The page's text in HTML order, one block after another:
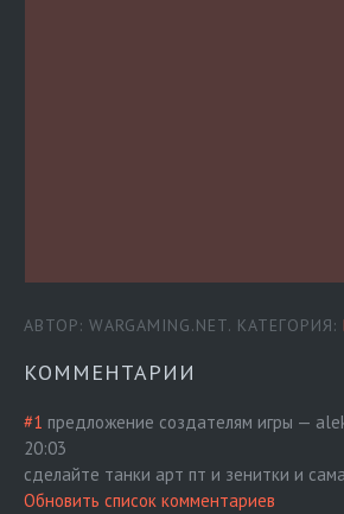
АВТОР: WARGAMING.NET. КАТЕГОРИЯ:
КОММЕНТАРИИ
#1 предложение создателям игры —
20:03
сделайте танки арт пт и зенитки и
Обновить список комментариев